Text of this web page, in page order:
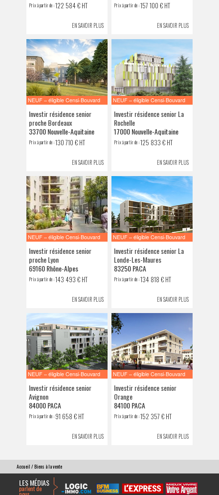
Prix à partir de :122 584 € HT
EN SAVOIR PLUS
Prix à partir de :157 100 € HT
EN SAVOIR PLUS
NEUF – éligible Censi-Bouvard
Investir résidence senior
proche Bordeaux
33700 Nouvelle-Aquitaine
Prix à partir de :130 710 € HT
EN SAVOIR PLUS
NEUF – éligible Censi-Bouvard
Investir résidence senior La
Rochelle
17000 Nouvelle-Aquitaine
Prix à partir de :125 833 € HT
EN SAVOIR PLUS
NEUF – éligible Censi-Bouvard
Investir résidence senior
proche Lyon
69160 Rhône-Alpes
Prix à partir de :143 493 € HT
EN SAVOIR PLUS
NEUF – éligible Censi-Bouvard
Investir résidence senior La
Londe-Les-Maures
83250 PACA
Prix à partir de :134 818 € HT
EN SAVOIR PLUS
NEUF – éligible Censi-Bouvard
Investir résidence senior
Avignon
84000 PACA
Prix à partir de : 91 658 € HT
EN SAVOIR PLUS
NEUF – éligible Censi-Bouvard
Investir résidence senior
Orange
84100 PACA
Prix à partir de :152 357 € HT
EN SAVOIR PLUS
Accueil / Biens à la vente
LES MÉDIAS
parlent de